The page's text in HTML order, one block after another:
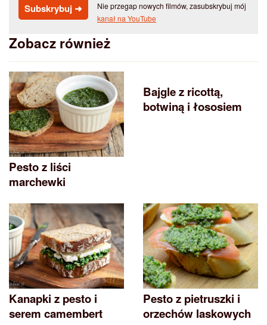
Subskrybuj ➜
Nie przegap nowych filmów, zasubskrybuj mój
kanał na YouTube
Zobacz również
Pesto z liści
marchewki
Bajgle z ricottą,
botwiną i łososiem
Kanapki z pesto i
serem camembert
Pesto z pietruszki i
orzechów laskowych